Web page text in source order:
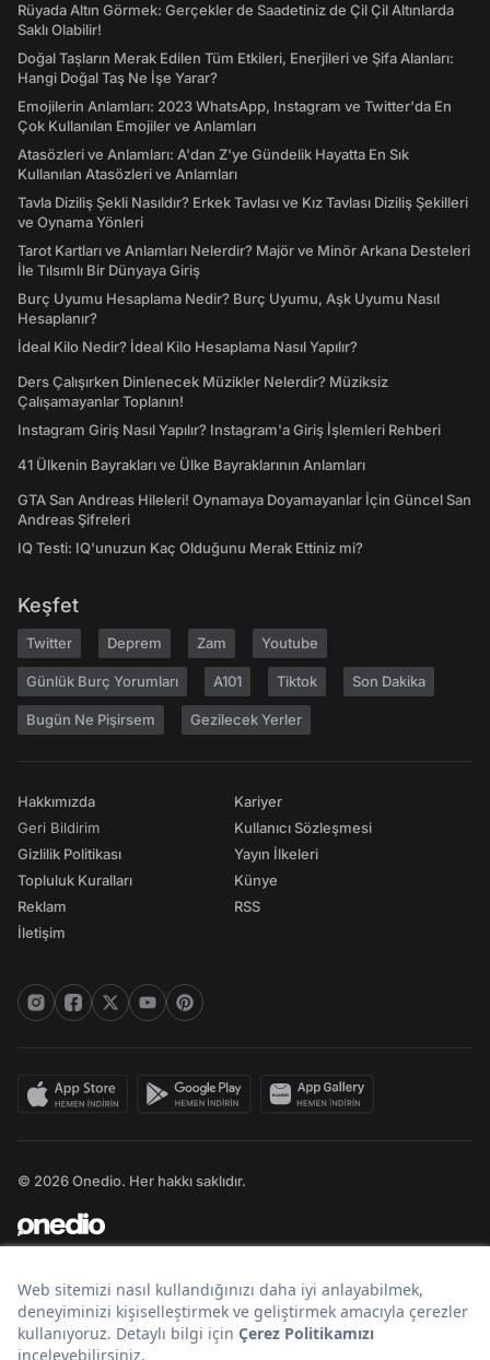
Rüyada Altın Görmek: Gerçekler de Saadetiniz de Çil Çil Altınlarda
Saklı Olabilir!
Doğal Taşların Merak Edilen Tüm Etkileri, Enerjileri ve Şifa Alanları:
Hangi Doğal Taş Ne İşe Yarar?
Emojilerin Anlamları: 2023 WhatsApp, Instagram ve Twitter'da En
Çok Kullanılan Emojiler ve Anlamları
Atasözleri ve Anlamları: A'dan Z'ye Gündelik Hayatta En Sık
Kullanılan Atasözleri ve Anlamları
Tavla Diziliş Şekli Nasıldır? Erkek Tavlası ve Kız Tavlası Diziliş Şekilleri
ve Oynama Yönleri
Tarot Kartları ve Anlamları Nelerdir? Majör ve Minör Arkana Desteleri
İle Tılsımlı Bir Dünyaya Giriş
Burç Uyumu Hesaplama Nedir? Burç Uyumu, Aşk Uyumu Nasıl
Hesaplanır?
İdeal Kilo Nedir? İdeal Kilo Hesaplama Nasıl Yapılır?
Ders Çalışırken Dinlenecek Müzikler Nelerdir? Müziksiz
Çalışamayanlar Toplanın!
Instagram Giriş Nasıl Yapılır? Instagram'a Giriş İşlemleri Rehberi
41 Ülkenin Bayrakları ve Ülke Bayraklarının Anlamları
GTA San Andreas Hileleri! Oynamaya Doyamayanlar İçin Güncel San
Andreas Şifreleri
IQ Testi: IQ'unuzun Kaç Olduğunu Merak Ettiniz mi?
Keşfet
Twitter Deprem Zam Youtube
Günlük Burç Yorumları A101 Tiktok Son Dakika
Bugün Ne Pişirsem Gezilecek Yerler
Hakkımızda
Geri Bildirim
Gizlilik Politikası
Topluluk Kuralları
Reklam
İletişim
Kariyer
Kullanıcı Sözleşmesi
Yayın İlkeleri
Künye
RSS
© 2026 Onedio. Her hakkı saklıdır.
Bir markasıdır.